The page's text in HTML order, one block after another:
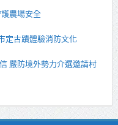
農場安全
定古蹟體驗消防文化
嚴防境外勢力介選邀請村